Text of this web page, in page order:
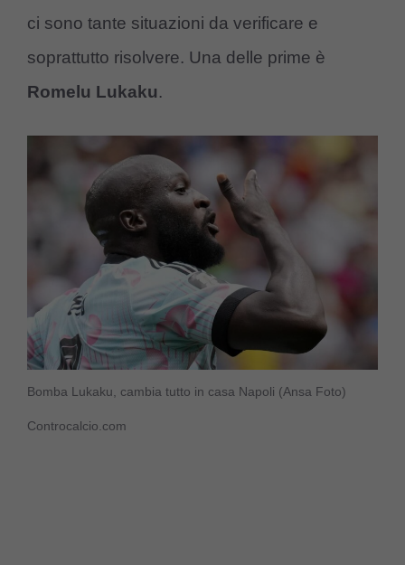
ci sono tante situazioni da verificare e
soprattutto risolvere. Una delle prime è
Romelu Lukaku.
Bomba Lukaku, cambia tutto in casa Napoli (Ansa Foto)
Controcalcio.com